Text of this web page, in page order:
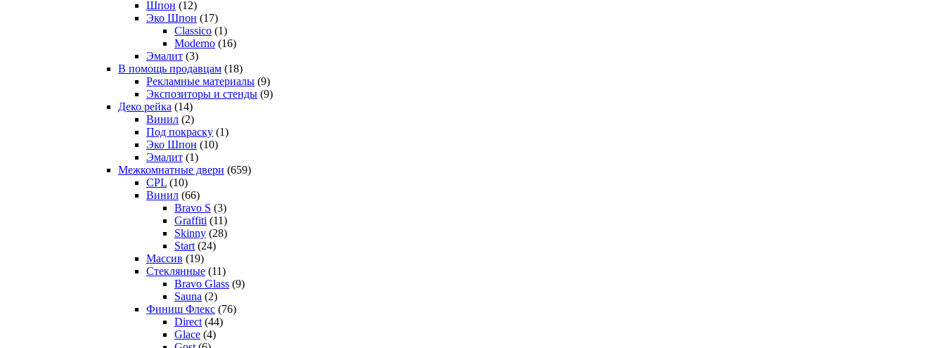
Шпон (12)
Эко Шпон (17)
Classico (1)
Moderno (16)
Эмалит (3)
В помощь продавцам (18)
Рекламные материалы (9)
Экспозиторы и стенды (9)
Деко рейка (14)
Винил (2)
Под покраску (1)
Эко Шпон (10)
Эмалит (1)
Межкомнатные двери (659)
CPL (10)
Винил (66)
Bravo S (3)
Graffiti (11)
Skinny (28)
Start (24)
Массив (19)
Стеклянные (11)
Bravo Glass (9)
Sauna (2)
Финиш Флекс (76)
Direct (44)
Glace (4)